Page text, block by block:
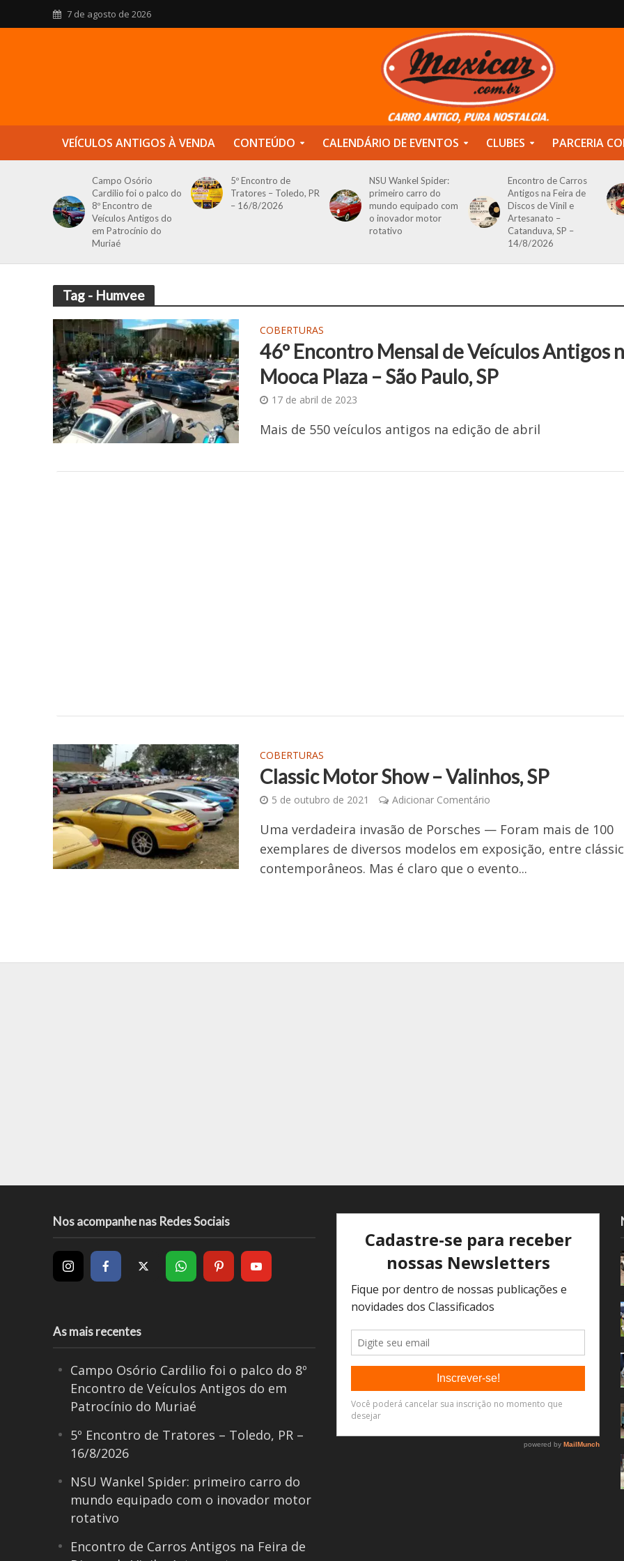
7 de agosto de 2026
VEÍCULOS ANTIGOS À VENDA CONTEÚDO CALENDÁRIO DE EVENTOS CLUBES PARCERIA
Campo Osório
Cardilio foi o palco do
8º Encontro de
Veículos Antigos do
em Patrocínio do
Muriaé
5º Encontro de
Tratores – Toledo, PR
– 16/8/2026
NSU Wankel Spider:
primeiro carro do
mundo equipado com
o inovador motor
rotativo
Encontro de Carros
Antigos na Feira de
Discos de Vinil e
Artesanato –
Catanduva, SP –
14/8/2026
Tag - Humvee
COBERTURAS
46º Encontro Mensal de Veículos Antigos
Mooca Plaza – São Paulo, SP
17 de abril de 2023
Mais de 550 veículos antigos na edição de abril
COBERTURAS
Classic Motor Show – Valinhos, SP
5 de outubro de 2021 Adicionar Comentário
Uma verdadeira invasão de Porsches — Foram mais de 100
exemplares de diversos modelos em exposição, entre
contemporâneos. Mas é claro que o evento...
Nos acompanhe nas Redes Sociais
As mais recentes
Campo Osório Cardilio foi o palco do 8º
Encontro de Veículos Antigos do em
Patrocínio do Muriaé
5º Encontro de Tratores – Toledo, PR –
16/8/2026
NSU Wankel Spider: primeiro carro do
mundo equipado com o inovador motor
rotativo
Encontro de Carros Antigos na Feira de